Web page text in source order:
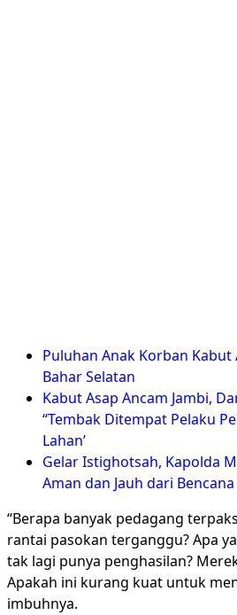
Puluhan Anak Korban Kabut
Bahar Selatan
Kabut Asap Ancam Jambi,
“Tembak Ditempat Pelaku
Lahan’
Gelar Istighotsah, Kapolda
Aman dan Jauh dari
“Berapa banyak pedagang
rantai pasokan terganggu? Apa
tak lagi punya penghasilan?
Apakah ini kurang kuat untuk
imbuhnya.